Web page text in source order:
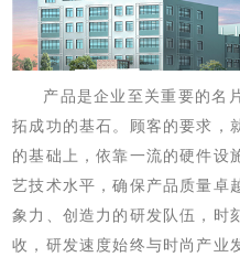
产品是企业至关重要的名
拓成功的基石。顾客的要求，
的基础上 ，依靠一流的硬件设
艺技术水平，确保产品质量卓
象力、创造力的研发队伍，
时
收，研发速度始终与时尚产业